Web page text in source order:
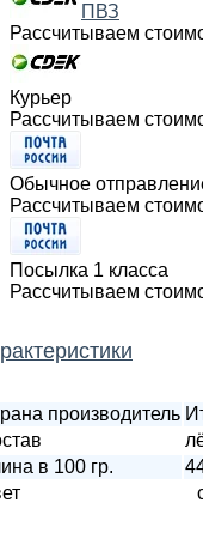
ПВЗ
Рассчитываем
Курьер
Рассчитываем
Обычное
Рассчитываем
Посылка 1 класса
Рассчитываем
производитель
в 100 гр.